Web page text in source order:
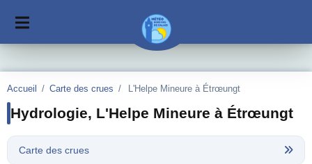
Accueil / Carte des crues / L'Helpe Mineure à Étrœungt
Hydrologie, L'Helpe Mineure à Étrœungt
Carte des crues